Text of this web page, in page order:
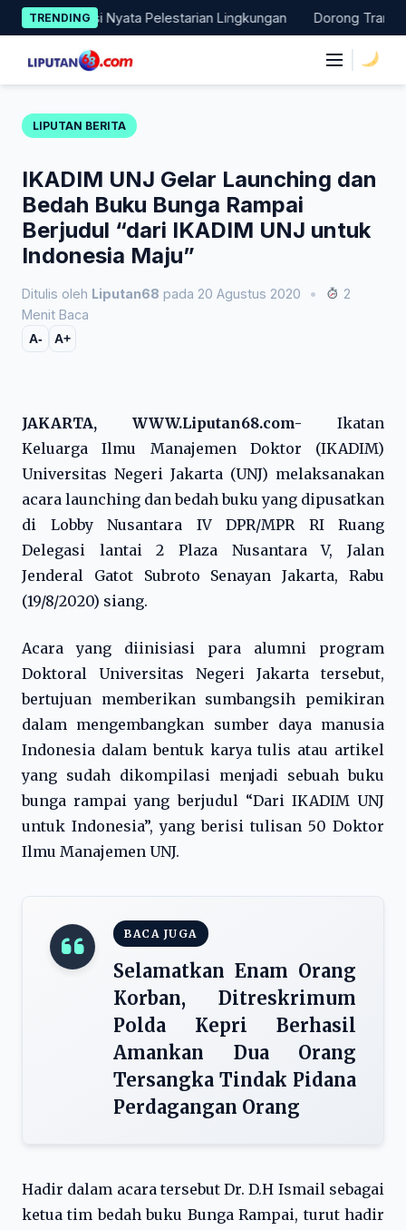
Skip
to
content
TRENDING
Aksi Nyata Pelestarian Lingkungan Dorong Transisi
LIPUTAN BERITA
IKADIM UNJ Gelar Launching dan
Bedah Buku Bunga Rampai
Berjudul “dari IKADIM UNJ untuk
Indonesia Maju”
Ditulis oleh Liputan68 pada 20 Agustus 2020 •
2
Menit Baca
A- A+
JAKARTA, WWW.Liputan68.com- Ikatan
Keluarga Ilmu Manajemen Doktor (IKADIM)
Universitas Negeri Jakarta (UNJ) melaksanakan
acara launching dan bedah buku yang dipusatkan
di Lobby Nusantara IV DPR/MPR RI Ruang
Delegasi lantai 2 Plaza Nusantara V, Jalan
Jenderal Gatot Subroto Senayan Jakarta, Rabu
(19/8/2020) siang.
Acara yang diinisiasi para alumni program
Doktoral Universitas Negeri Jakarta tersebut,
bertujuan memberikan sumbangsih pemikiran
dalam mengembangkan sumber daya manusia
Indonesia dalam bentuk karya tulis atau artikel
yang sudah dikompilasi menjadi sebuah buku
bunga rampai yang berjudul “Dari IKADIM UNJ
untuk Indonesia”, yang berisi tulisan 50 Doktor
Ilmu Manajemen UNJ.
BACA JUGA
Selamatkan Enam Orang
Korban, Ditreskrimum
Polda Kepri Berhasil
Amankan Dua Orang
Tersangka Tindak Pidana
Perdagangan Orang
Hadir dalam acara tersebut Dr. D.H Ismail sebagai
ketua tim bedah buku Bunga Rampai, turut hadir